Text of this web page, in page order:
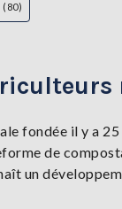
fondée il y a
de
un